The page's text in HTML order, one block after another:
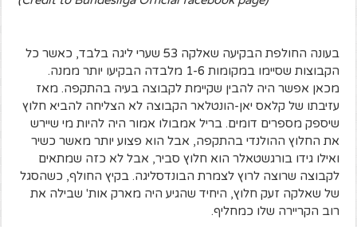
בעונה החולפת הבקיעה שאלקה 53 שערי ליגה בלבד, כאשר כל
הקבוצות שסיימו במקומות 1-6 מלבדה הבקיעו יותר ממנה.
מכאן אפשר היה להבין שקיימת לקבוצה בעיה בהתקפה. מאז
עזיבתו של קלאס יאן-הונטלאר הקבוצה לא הצליחה להביא חלוץ
שיספק מספרים דומים. בריל אמבולו אמור היה להיות מי שיירש
את החלוץ ההולנדי בהתקפה, אבל הוא פצוע יותר מאשר כשיר
ואילו גידו בורגשטאלר הוא חלוץ סביר, אבל לא כזה שמתאים
לקבוצה שרוצה לרוץ לצמרת הבונדסליגה. בקיץ החולף, כשהסגל
של שאלקה זעק חלוץ, היחיד שהגיע היה מארק אות' שבילה את
רוב הקריירה שלו כמחליף.